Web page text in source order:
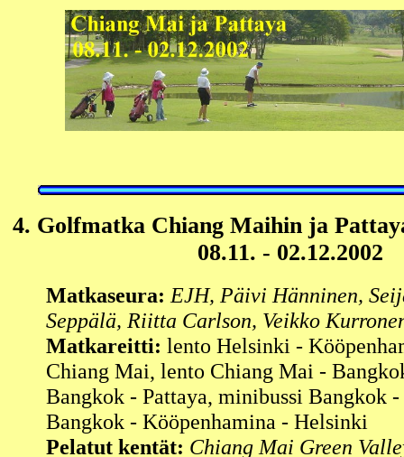
4. Golfmatka Chiang Maihin ja
08.11. - 02.12.2002
Matkaseura: EJH, Päivi Hänninen,
Seppälä, Riitta Carlson, Veikko
Matkareitti: lento Helsinki -
Chiang Mai, lento Chiang Mai -
Bangkok - Pattaya, minibussi Bangkok
Bangkok - Kööpenhamina - Helsinki
Pelatut kentät: Chiang Mai Green